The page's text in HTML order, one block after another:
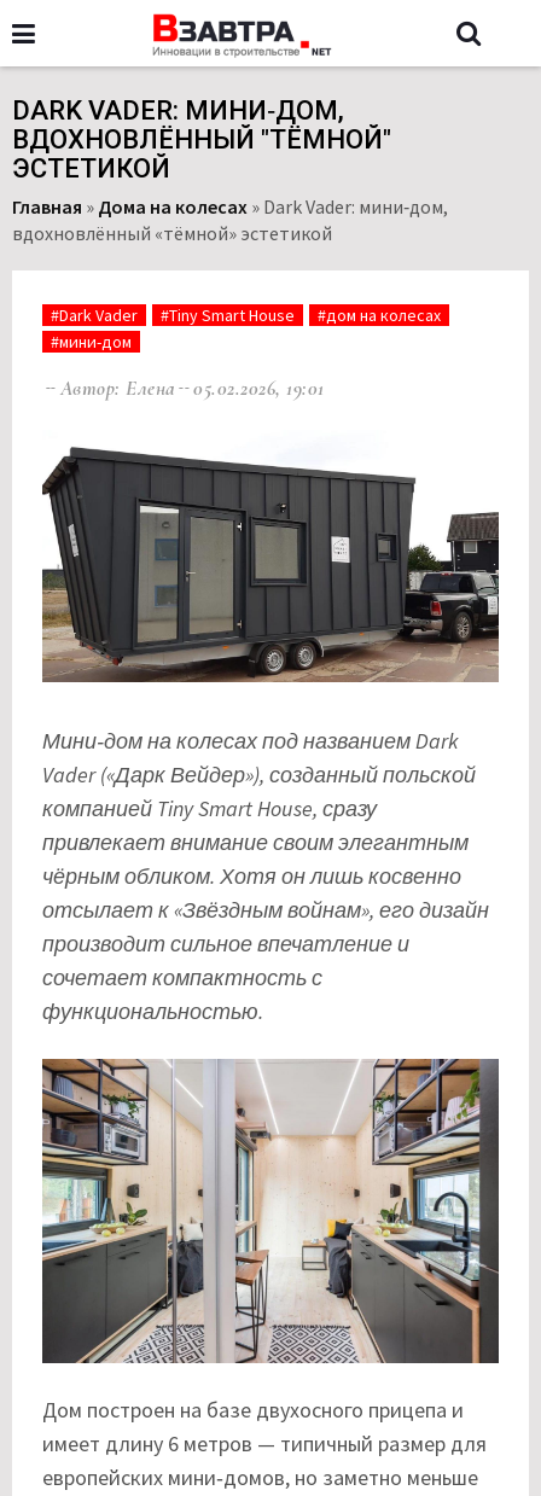
DARK VADER: МИНИ‑ДОМ,
ВДОХНОВЛЁННЫЙ "ТЁМНОЙ"
ЭСТЕТИКОЙ
Главная » Дома на колесах » Dark Vader: мини‑дом,
вдохновлённый «тёмной» эстетикой
#Dark Vader #Tiny Smart House
#дом на колесах
#мини-дом
Автор: Елена 05.02.2026, 19:01
Мини‑дом на колесах под названием Dark
Vader («Дарк Вейдер»), созданный польской
компанией Tiny Smart House, сразу
привлекает внимание своим элегантным
чёрным обликом. Хотя он лишь косвенно
отсылает к «Звёздным войнам», его дизайн
производит сильное впечатление и
сочетает компактность с
функциональностью.
Дом построен на базе двухосного прицепа и
имеет длину 6 метров — типичный размер для
европейских мини‑домов, но заметно меньше